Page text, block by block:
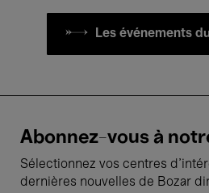
Les événements
Abonnez-vous à
Sélectionnez vos centres
dernières nouvelles de Bozar